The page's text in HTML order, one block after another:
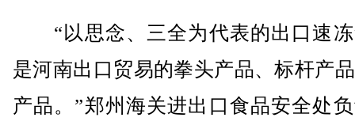
“以思念、三全为代表的出口速冻
是河南出口贸易的拳头产品、标杆产
产品。”郑州海关进出口食品安全处